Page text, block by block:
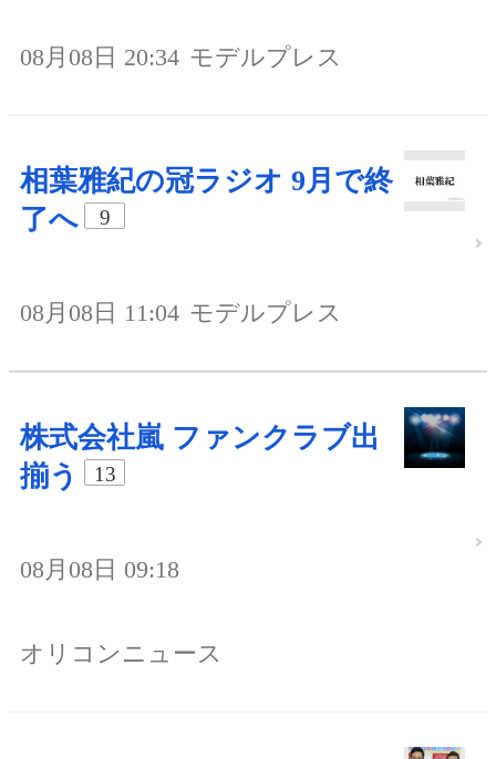
08月08日 20:34 モデルプレス
相葉雅紀の冠ラジオ 9月で終
了へ
9
08月08日 11:04 モデルプレス
株式会社嵐 ファンクラブ出
揃う
13
08月08日 09:18
オリコンニュース